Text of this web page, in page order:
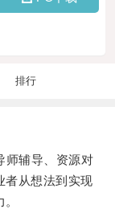
排行
辅导、资源对
者从想法到实现